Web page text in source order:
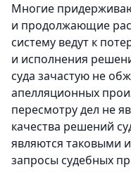
Многие
и продолжающие
систему ведут к
и исполнения
суда зачастую не
апелляционных
пересмотру дел не
качества решений
являются таковыми
запросы судебных